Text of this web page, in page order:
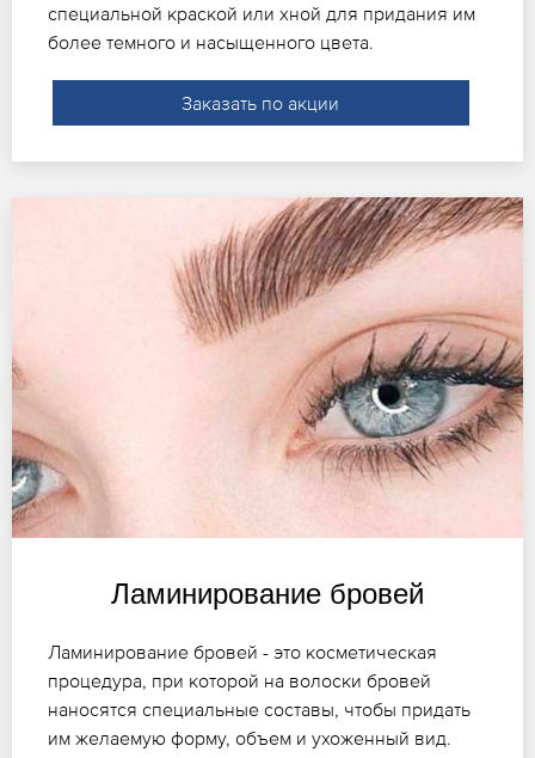
специальной краской или хной для придания им
более темного и насыщенного цвета.
Заказать по акции
Ламинирование бровей
Ламинирование бровей - это косметическая
процедура, при которой на волоски бровей
наносятся специальные составы, чтобы придать
им желаемую форму, объем и ухоженный вид.